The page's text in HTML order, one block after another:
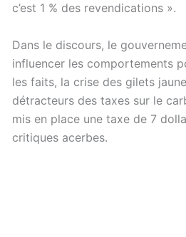
c’est 1 % des revendications ».
Dans le discours, le
influencer les comportements
les faits, la crise des gilets
détracteurs des taxes sur le
mis en place une taxe de 7
critiques acerbes.